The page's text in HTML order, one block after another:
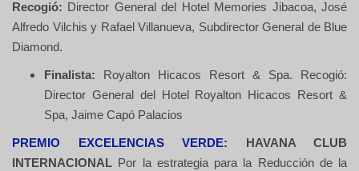
Recogió: Director General del Hotel Memories Jibacoa, José
Alfredo Vilchis y Rafael Villanueva, Subdirector General de Blue
Diamond.
Finalista:
Royalton Hicacos Resort & Spa. Recogió:
Director General del Hotel Royalton Hicacos Resort &
Spa, Jaime Capó Palacios
PREMIO EXCELENCIAS VERDE: HAVANA CLUB
INTERNACIONAL Por la estrategia para la Reducción de la